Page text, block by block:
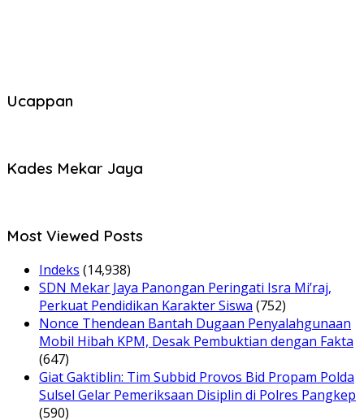
Ucappan
Kades Mekar Jaya
Most Viewed Posts
Indeks (14,938)
SDN Mekar Jaya Panongan Peringati Isra Mi’raj,
Perkuat Pendidikan Karakter Siswa (752)
Nonce Thendean Bantah Dugaan Penyalahgunaan
Mobil Hibah KPM, Desak Pembuktian dengan Fakta
(647)
Giat Gaktiblin: Tim Subbid Provos Bid Propam Polda
Sulsel Gelar Pemeriksaan Disiplin di Polres Pangkep
(590)